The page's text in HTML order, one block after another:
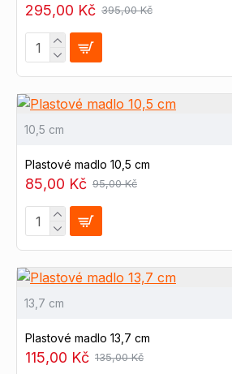
295,00 Kč 395,00 Kč
10,5 cm
Plastové madlo 10,5 cm
85,00 Kč 95,00 Kč
13,7 cm
Plastové madlo 13,7 cm
115,00 Kč 135,00 Kč